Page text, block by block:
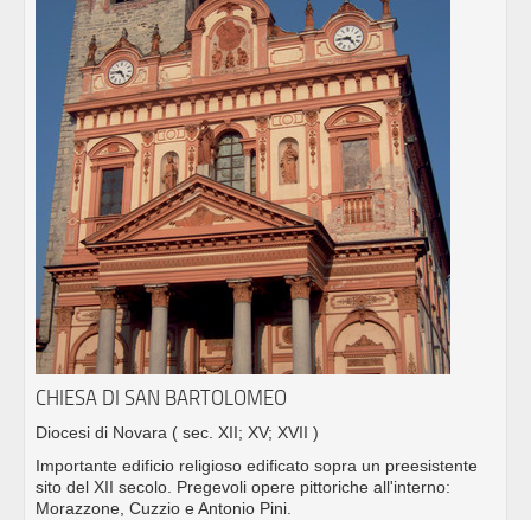
CHIESA DI SAN BARTOLOMEO
Diocesi di Novara ( sec. XII; XV; XVII )
Importante edificio religioso edificato sopra un preesistente
sito del XII secolo. Pregevoli opere pittoriche all'interno:
Morazzone, Cuzzio e Antonio Pini.